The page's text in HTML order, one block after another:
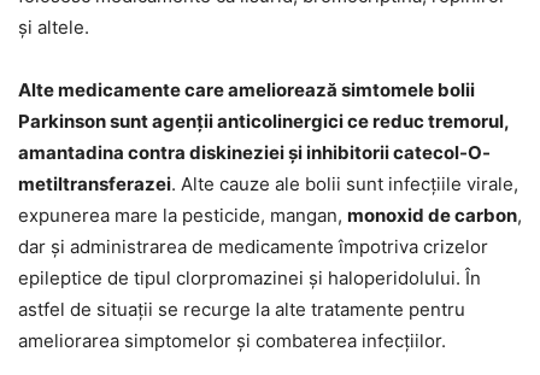
și altele.
Alte medicamente care ameliorează simtomele bolii
Parkinson sunt agenții anticolinergici ce reduc tremorul,
amantadina contra diskineziei și inhibitorii catecol-O-
metiltransferazei. Alte cauze ale bolii sunt infecțiile virale,
expunerea mare la pesticide, mangan, monoxid de carbon,
dar și administrarea de medicamente împotriva crizelor
epileptice de tipul clorpromazinei și haloperidolului. În
astfel de situații se recurge la alte tratamente pentru
ameliorarea simptomelor și combaterea infecțiilor.